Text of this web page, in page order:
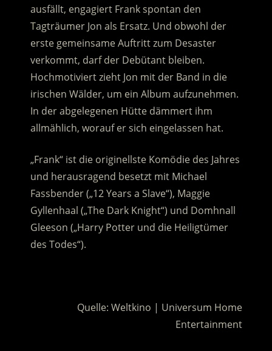
ausfällt, engagiert Frank spontan den
Tagträumer Jon als Ersatz. Und obwohl der
erste gemeinsame Auftritt zum Desaster
verkommt, darf der Debütant bleiben.
Hochmotiviert zieht Jon mit der Band in die
irischen Wälder, um ein Album aufzunehmen.
In der abgelegenen Hütte dämmert ihm
allmählich, worauf er sich eingelassen hat.
„Frank“ ist die originellste Komödie des Jahres
und herausragend besetzt mit Michael
Fassbender („12 Years a Slave“), Maggie
Gyllenhaal („The Dark Knight“) und Domhnall
Gleeson („Harry Potter und die Heiligtümer
des Todes“).
Quelle: Weltkino | Universum Home
Entertainment